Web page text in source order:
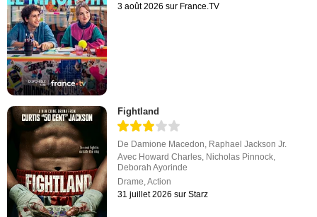
3 août 2026 sur France.TV
Fightland
De Damione Macedon Raphael Jackson Jr.
Avec Howard Charles Nicholas Pinnock
Deborah Ayorinde
Drame ,Action
31 juillet 2026 sur Starz